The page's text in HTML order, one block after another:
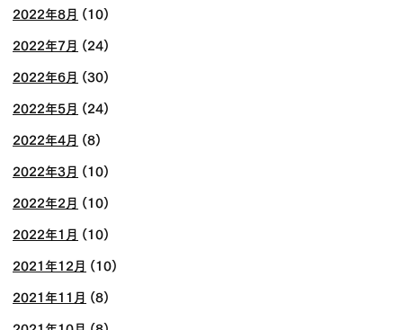
2022年8月 (10)
2022年7月 (24)
2022年6月 (30)
2022年5月 (24)
2022年4月 (8)
2022年3月 (10)
2022年2月 (10)
2022年1月 (10)
2021年12月 (10)
2021年11月 (8)